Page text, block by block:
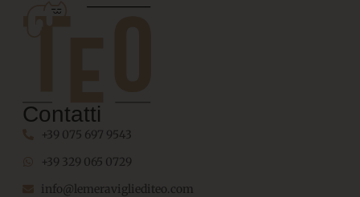
Contatti
+39 075 697 9543
+39 329 065 0729
info@lemeravigliediteo.com